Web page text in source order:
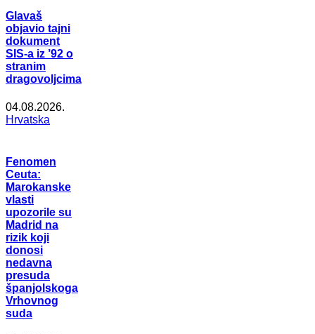
Glavaš
objavio tajni
dokument
SIS-a iz ’92 o
stranim
dragovoljcima
04.08.2026.
Hrvatska
Fenomen
Ceuta:
Marokanske
vlasti
upozorile su
Madrid na
rizik koji
donosi
nedavna
presuda
španjolskoga
Vrhovnog
suda